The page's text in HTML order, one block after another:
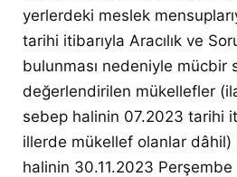
yerlerdeki meslek
tarihi itibarıyla Aracılık ve
bulunması nedeniyle mücbir
değerlendirilen mükellefler
sebep halinin 07.2023 tarihi
illerde mükellef olanlar
halinin 30.11.2023